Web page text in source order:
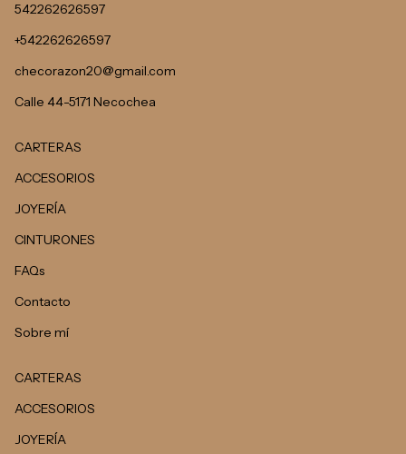
542262626597
+542262626597
checorazon20@gmail.com
Calle 44-5171 Necochea
CARTERAS
ACCESORIOS
JOYERÍA
CINTURONES
FAQs
Contacto
Sobre mí
CARTERAS
ACCESORIOS
JOYERÍA